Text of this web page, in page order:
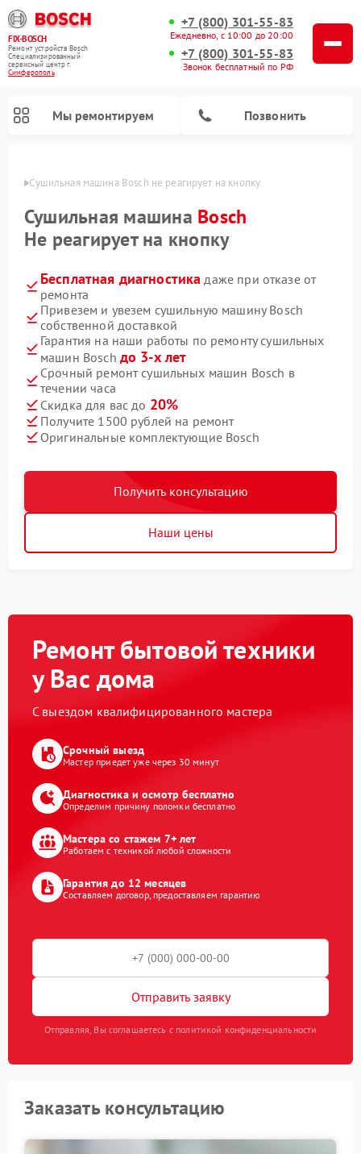
FIX-BOSCH
Ремонт устройств Bosch
Специализированный
cервисный центр г.
Симферополь
+7 (800) 301-55-83
Ежедневно, с 10:00 до 20:00
+7 (800) 301-55-83
Звонок бесплатный по РФ
Мы ремонтируем Позвонить
Сушильная машина Bosch не реагирует на кнопку
Сушильная машина Bosch
Не реагирует на кнопку
Бесплатная диагностика даже при отказе от
ремонта
Привезем и увезем сушильную машину Bosch
собственной доставкой
Гарантия на наши работы по ремонту сушильных
машин Bosch до 3-х лет
Срочный ремонт сушильных машин Bosch в
течении часа
Скидка для вас до 20%
Получите 1500 рублей на ремонт
Оригинальные комплектующие Bosch
Получить консультацию
Наши цены
Ремонт бытовой техники
у Вас дома
С выездом квалифицированного мастера
Срочный выезд
Мастер приедет уже через 30 минут
Диагностика и осмотр бесплатно
Определим причину поломки бесплатно
Мастера со стажем 7+ лет
Работаем с техникой любой сложности
Гарантия до 12 месяцев
Составляем договор, предоставляем гарантию
Отправить заявку
Отправляя, Вы соглашаетесь с политикой конфиденциальности
Заказать консультацию